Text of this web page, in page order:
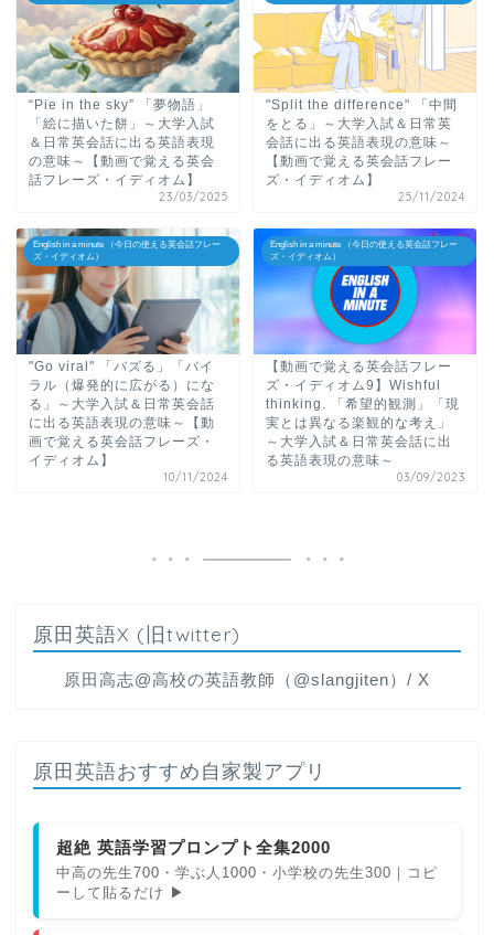
“Pie in the sky” 「夢物語」
「絵に描いた餅」～大学入試
＆日常英会話に出る英語表現
の意味～【動画で覚える英会
話フレーズ・イディオム】
23/03/2025
"Split the difference" 「中間
をとる」～大学入試＆日常英
会話に出る英語表現の意味～
【動画で覚える英会話フレー
ズ・イディオム】
25/11/2024
English in a minute （今日の使える英会話フレー
ズ・イディオム）
"Go viral" 「バズる」「バイ
ラル（爆発的に広がる）にな
る」～大学入試＆日常英会話
に出る英語表現の意味～【動
画で覚える英会話フレーズ・
イディオム】
10/11/2024
English in a minute （今日の使える英会話フレー
ズ・イディオム）
【動画で覚える英会話フレー
ズ・イディオム9】Wishful
thinking. 「希望的観測」「現
実とは異なる楽観的な考え」
～大学入試＆日常英会話に出
る英語表現の意味～
03/09/2023
原田英語X (旧twitter)
原田高志@高校の英語教師（@slangjiten）/ X
原田英語おすすめ自家製アプリ
超絶 英語学習プロンプト全集2000
中高の先生700・学ぶ人1000・小学校の先生300｜コピ
ーして貼るだけ ▶